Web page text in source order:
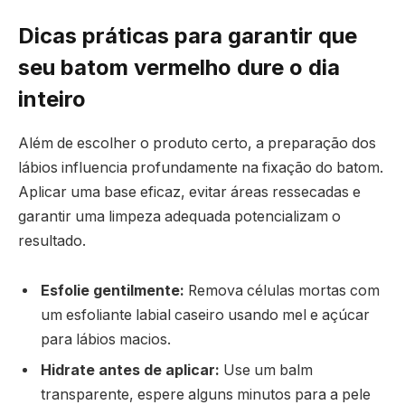
Dicas práticas para garantir que
seu batom vermelho dure o dia
inteiro
Além de escolher o produto certo, a preparação dos
lábios influencia profundamente na fixação do batom.
Aplicar uma base eficaz, evitar áreas ressecadas e
garantir uma limpeza adequada potencializam o
resultado.
Esfolie gentilmente: Remova células mortas com
um esfoliante labial caseiro usando mel e açúcar
para lábios macios.
Hidrate antes de aplicar: Use um balm
transparente, espere alguns minutos para a pele